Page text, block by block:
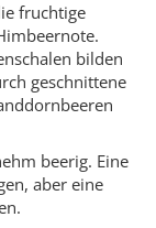
fruchtige
bilden
geschnittene
beerig. Eine
aber eine